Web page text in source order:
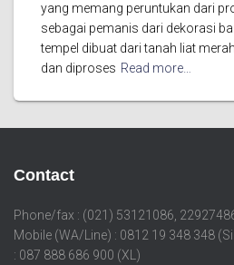
yang memang peruntukan dari
sebagai pemanis dari dekorasi
tempel dibuat dari tanah liat
dan diproses Read more…
Contact
Phone/fax : (021) 53121086,
Mobile (WA/Line) : 0812 19 348 348
: 087 888 686 900 (XL)